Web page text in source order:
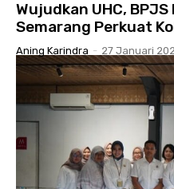
Wujudkan UHC,
Semarang Perkuat
Aning Karindra - 27 Januari